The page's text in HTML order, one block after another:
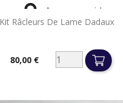
Kit Râcleurs De Lame Dadaux
80,00 €
 Aperçu rapide